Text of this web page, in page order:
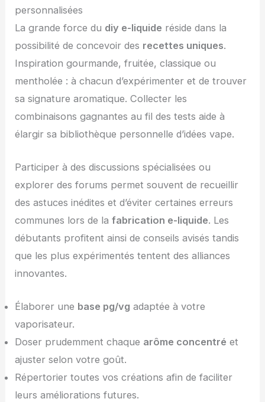
personnalisées
La grande force du diy e-liquide réside dans la
possibilité de concevoir des recettes uniques.
Inspiration gourmande, fruitée, classique ou
mentholée : à chacun d’expérimenter et de trouver
sa signature aromatique. Collecter les
combinaisons gagnantes au fil des tests aide à
élargir sa bibliothèque personnelle d’idées vape.
Participer à des discussions spécialisées ou
explorer des forums permet souvent de recueillir
des astuces inédites et d’éviter certaines erreurs
communes lors de lafabrication e-liquide. Les
débutants profitent ainsi de conseils avisés tandis
que les plus expérimentés tentent des alliances
innovantes.
Élaborer une base pg/vg adaptée à votre
vaporisateur.
Doser prudemment chaque arôme concentré et
ajuster selon votre goût.
Répertorier toutes vos créations afin de faciliter
leurs améliorations futures.